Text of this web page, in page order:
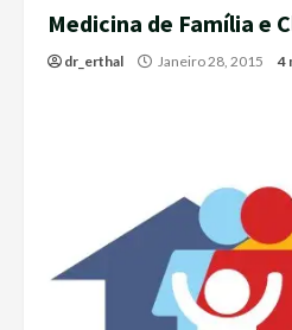
Medicina de Família e
dr_erthal Janeiro 28, 2015 4